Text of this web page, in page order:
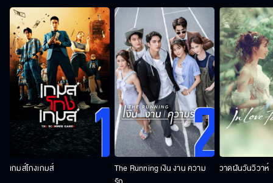
เกมส์โกงเกมส์
The Running เงิน งาน ความ
วาดฝันวันวิวาห์